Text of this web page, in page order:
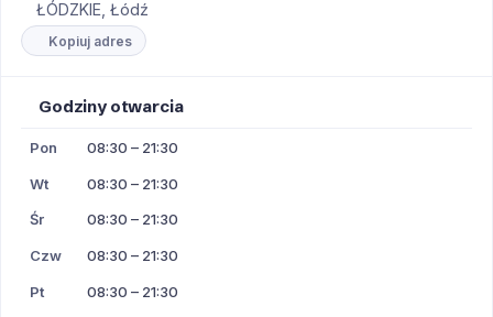
ŁÓDZKIE, Łódź
Kopiuj adres
Godziny otwarcia
Pon 08:30 – 21:30
Wt 08:30 – 21:30
Śr 08:30 – 21:30
Czw 08:30 – 21:30
Pt 08:30 – 21:30